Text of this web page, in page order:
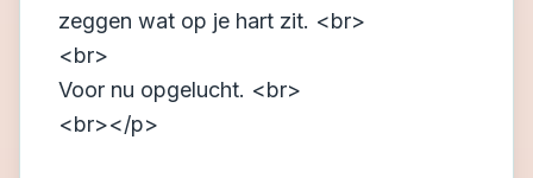
zeggen wat op je hart zit. <br>
<br>
Voor nu opgelucht. <br>
<br></p>